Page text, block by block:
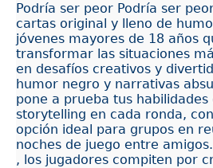
Podría ser peor Podría ser
cartas original y lleno de
jóvenes mayores de 18 años
transformar las situaciones
en desafíos creativos y
humor negro y narrativas
pone a prueba tus
storytelling en cada ronda,
opción ideal para grupos en
noches de juego entre
, los jugadores compiten por